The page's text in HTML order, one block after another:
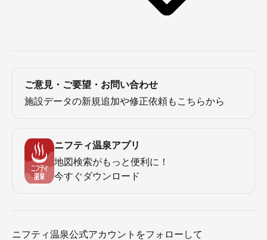
ご意見・ご要望・お問い合わせ
施設データの新規追加や修正依頼もこちらから
ニフティ温泉アプリ
地図検索がもっと便利に！
今すぐダウンロード
ニフティ温泉公式アカウントをフォローして